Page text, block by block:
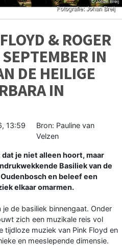
& ROGER
IN
DE HEILIGE
IN
13:59
Bron: Pauline van
Velzen
dat je niet alleen hoort, maar
Basiliek van de
en beleef een
elkaar omarmen.
de basiliek binnengaat. Onder
zich een muzikale reis vol
tijdloze muziek van Pink Floyd en
en meeslepende dimensie.